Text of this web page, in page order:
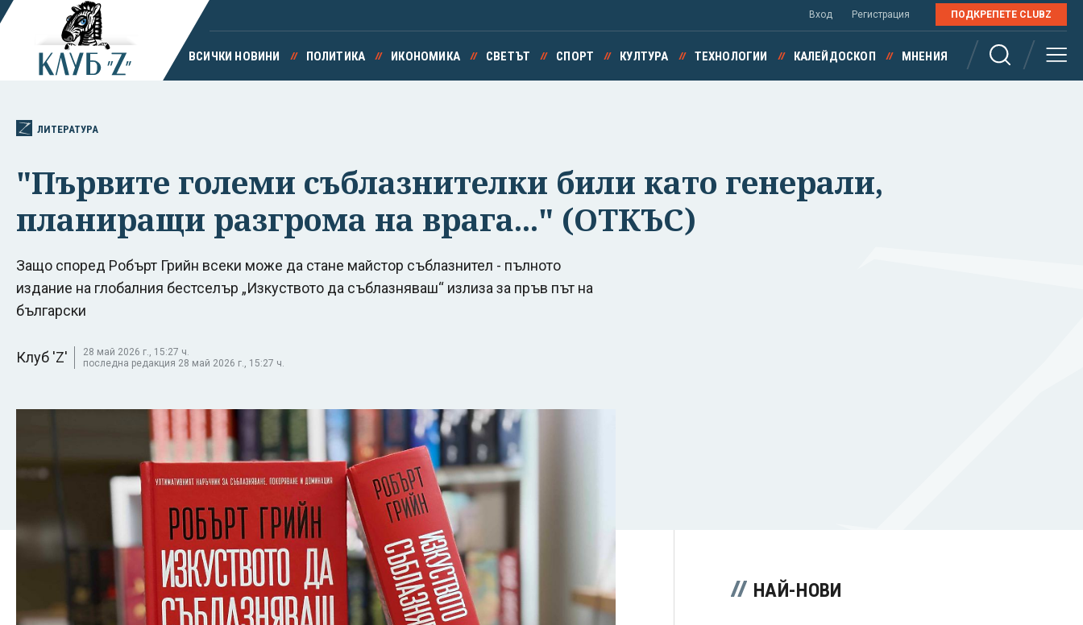
Вход Регистрация ПОДКРЕПЕТЕ CLUBZ
ВСИЧКИ НОВИНИ ПОЛИТИКА ИКОНОМИКА СВЕТЪТ СПОРТ КУЛТУРА ТЕХНОЛОГИИ КАЛЕЙДОСКОП МНЕНИЯ
ЛИТЕРАТУРА
"Първите големи съблазнителки били като генерали,
планиращи разгро­ма на врага..." (ОТКЪС)
Защо според Робърт Грийн всеки може да стане майстор съблазнител - пълното
издание на глобалния бестселър „Изкуството да съблазняваш“ излиза за пръв път на
български
Клуб 'Z'
28 май 2026 г., 15:27 ч.
последна редакция 28 май 2026 г., 15:27 ч.
НАЙ-НОВИ